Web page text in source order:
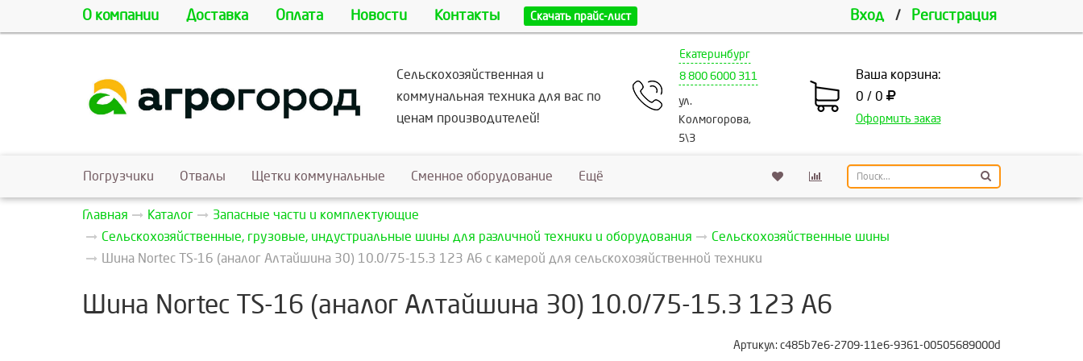
О компании Доставка Оплата Новости Контакты Скачать прайс-лист Вход / Регистрация
Сельскохозяйственная и
коммунальная техника для вас по
ценам производителей!
Екатеринбург
8 800 6000 311
ул.
Колмогорова,
5\3
Ваша корзина:
0 / 0
Оформить заказ
Погрузчики Отвалы Щетки коммунальные Сменное оборудование Ещё
Главная Каталог
Запасные части и комплектующие
Сельскохозяйственные, грузовые, индустриальные шины для различной техники и оборудования
Сельскохозяйственные шины
Шина Nortec TS-16 (аналог Алтайшина 30) 10.0/75-15.3 123 A6 с камерой для сельскохозяйственной техники
Шина Nortec TS-16 (аналог Алтайшина 30) 10.0/75-15.3 123 A6
Артикул: c485b7e6-2709-11e6-9361-00505689000d